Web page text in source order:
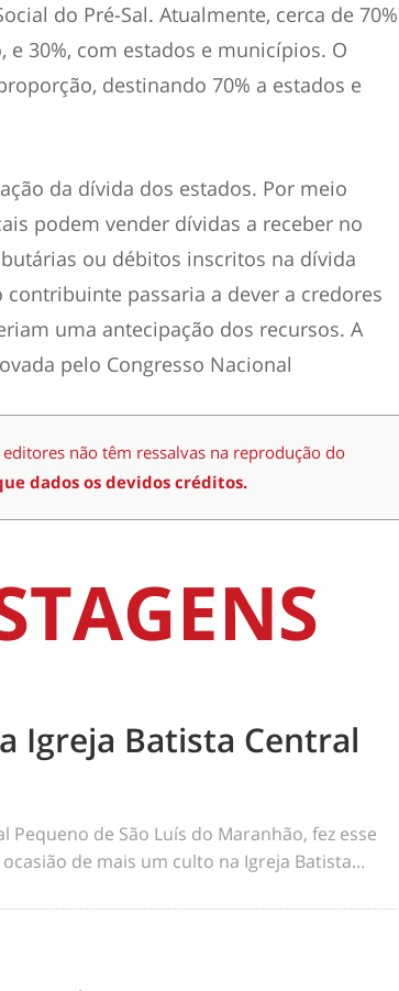
do Pré-Sal. Atualmente, cerca de 70%
30%, com estados e municípios. O
destinando 70% a estados e
da dívida dos estados. Por meio
podem vender dívidas a receber no
ou débitos inscritos na dívida
passaria a dever a credores
uma antecipação dos recursos. A
pelo Congresso Nacional
não têm ressalvas na reprodução do
dados os devidos créditos.
Igreja Batista Central
Pequeno de São Luís do Maranhão, fez esse
de mais um culto na Igreja Batista...